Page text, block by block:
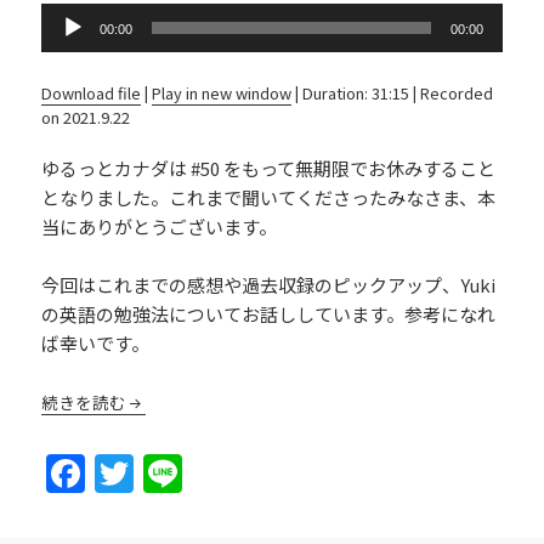
Audio
00:00 00:00
Download file |Play in new window|Duration: 31:15 |Recorded
on 2021.9.22
ゆるっとカナダは #50 をもって無期限でお休みすること
となりました。これまで聞いてくださったみなさま、本
当にありがとうございます。
今回はこれまでの感想や過去収録のピックアップ、Yuki
の英語の勉強法についてお話ししています。参考になれ
ば幸いです。
続きを読む
F T